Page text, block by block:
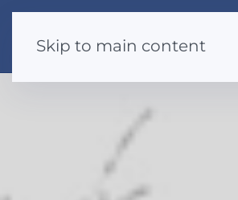
Skip to main content